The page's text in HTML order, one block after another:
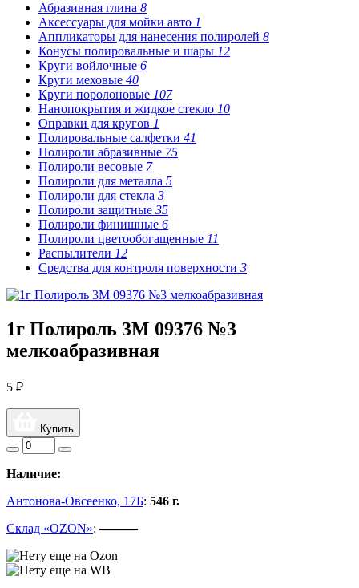
Абразивная глина 8
Аксессуары для мойки авто 1
Аппликаторы для нанесения полиролей 8
Конусы полировальные и шары 12
Круги войлочные 6
Круги меховые 40
Круги поролоновые 107
Нанопокрытия и жидкое стекло 10
Оправки для кругов 1
Полировальные салфетки 41
Полироли абразивные 75
Полироли весовые 7
Полироли для металла 5
Полироли для стекла 3
Полироли защитные 35
Полироли финишные 6
Полироли цветообогащенные 11
Распылители 12
Средства для контроля поверхности 3
1г Полироль 3M 09376 №3
мелкоабразивная
5 ₽
Купить
Наличие:
Антонова-Овсеенко, 17Б: 546 г.
Склад «OZON»:———